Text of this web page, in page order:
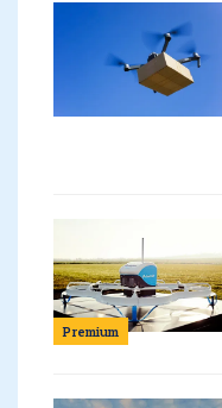
Premium